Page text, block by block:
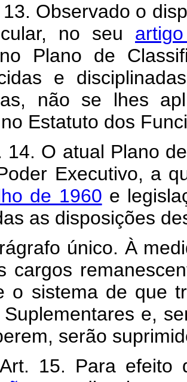
Observado o
no seu
Plano de
e
não se lhes
Estatuto dos
14. O atual Plano
Executivo, a
de 1960 e
as disposições
único. À
cargos
o sistema de que
e,
serão
Art. 15. Para efeito